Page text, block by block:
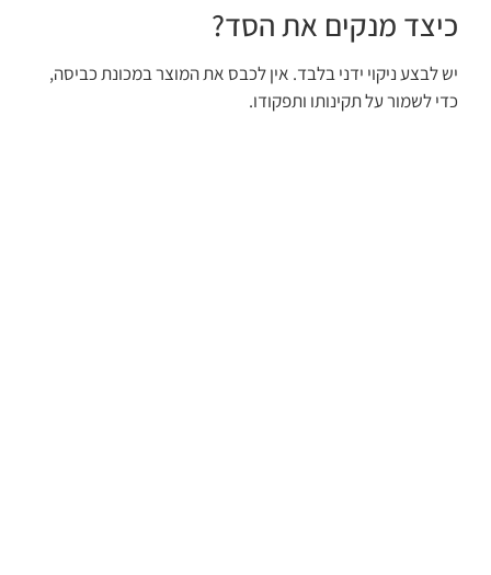
כיצד מנקים את הסד?
יש לבצע ניקוי ידני בלבד. אין לכבס את המוצר במכונת כביסה,
כדי לשמור על תקינותו ותפקודו.